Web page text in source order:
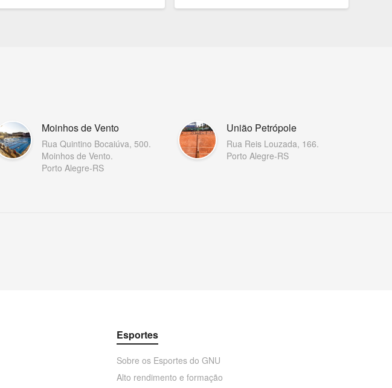
Moinhos de Vento
Rua Quintino Bocaiúva, 500.
Moinhos de Vento.
Porto Alegre-RS
União Petrópole
Rua Reis Louzada, 166.
Porto Alegre-RS
Esportes
Sobre os Esportes do GNU
Alto rendimento e formação